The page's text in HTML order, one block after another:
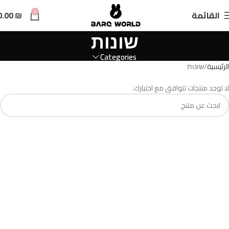
القائمة 0
₪
שונות
Categories
الرئيسية שונות
لا توجد منتجات تتوافق مع اختيارك.